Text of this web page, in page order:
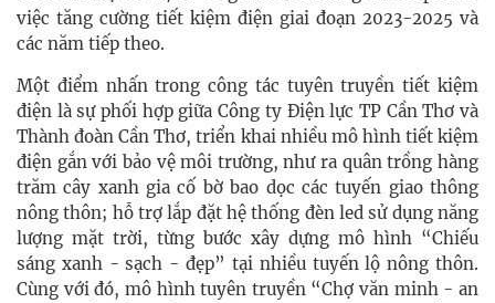
việc tăng cường tiết kiệm điện giai đoạn 2023-2025 và
các năm tiếp theo.
Một điểm nhấn trong công tác tuyên truyền tiết kiệm
điện là sự phối hợp giữa Công ty Điện lực TP Cần Thơ và
Thành đoàn Cần Thơ, triển khai nhiều mô hình tiết kiệm
điện gắn với bảo vệ môi trường, như ra quân trồng hàng
trăm cây xanh gia cố bờ bao dọc các tuyến giao thông
nông thôn; hỗ trợ lắp đặt hệ thống đèn led sử dụng năng
lượng mặt trời, từng bước xây dựng mô hình “Chiếu
sáng xanh - sạch - đẹp” tại nhiều tuyến lộ nông thôn.
Cùng với đó, mô hình tuyên truyền “Chợ văn minh - an